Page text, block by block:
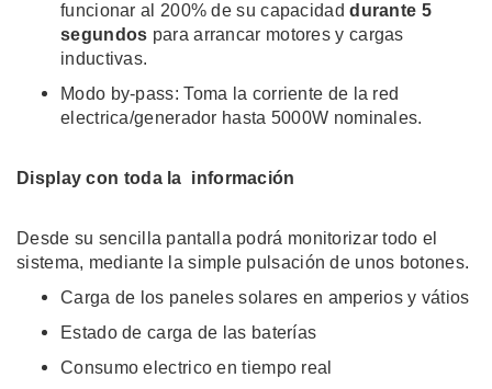
funcionar al 200% de su capacidaddurante 5
segundos para arrancar motores y cargas
inductivas.
Modo by-pass: Toma la corriente de la red
electrica/generador hasta 5000W nominales.
Display con toda la información
Desde su sencilla pantalla podrá monitorizar todo el
sistema, mediante la simple pulsación de unos botones.
Carga de los paneles solares en amperios y vátios
Estado de carga de las baterías
Consumo electrico en tiempo real